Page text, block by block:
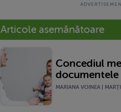
Articole asemănătoare
Concediul
documentele
MARIANA VOINEA |